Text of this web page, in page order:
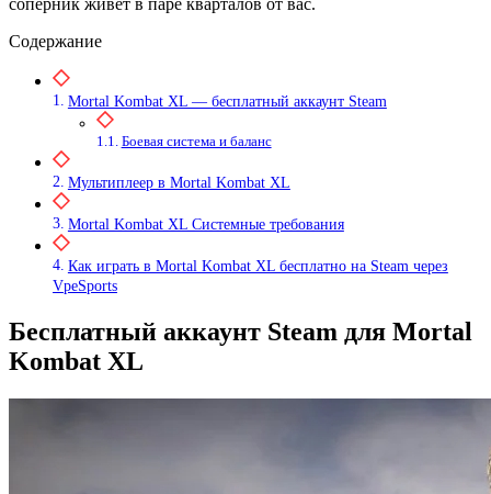
соперник живёт в паре кварталов от вас.
Содержание
Mortal Kombat XL — бесплатный аккаунт Steam
Боевая система и баланс
Мультиплеер в Mortal Kombat XL
Mortal Kombat XL Системные требования
Как играть в Mortal Kombat XL бесплатно на Steam через
VpeSports
Бесплатный аккаунт Steam для Mortal
Kombat XL